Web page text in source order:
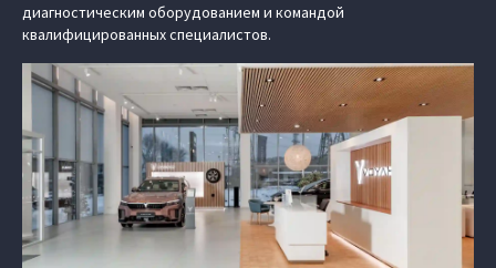
диагностическим оборудованием и командой
квалифицированных специалистов.